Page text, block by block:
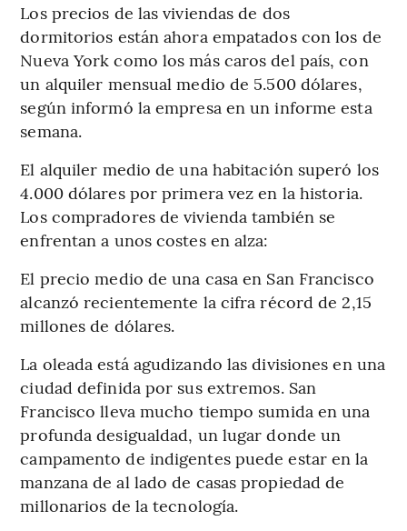
Los precios de las viviendas de dos
dormitorios están ahora empatados con los de
Nueva York como los más caros del país, con
un alquiler mensual medio de 5.500 dólares,
según informó la empresa en un informe esta
semana.
El alquiler medio de una habitación superó los
4.000 dólares por primera vez en la historia.
Los compradores de vivienda también se
enfrentan a unos costes en alza:
El precio medio de una casa en San Francisco
alcanzó recientemente la cifra récord de 2,15
millones de dólares.
La oleada está agudizando las divisiones en una
ciudad definida por sus extremos. San
Francisco lleva mucho tiempo sumida en una
profunda desigualdad, un lugar donde un
campamento de indigentes puede estar en la
manzana de al lado de casas propiedad de
millonarios de la tecnología.